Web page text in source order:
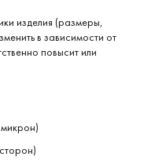
изделия (размеры,
в зависимости от
повысит или